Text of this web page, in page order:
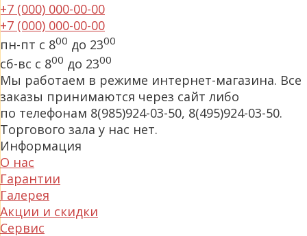
+7 (000) 000-00-00
+7 (000) 000-00-00
пн-пт с 800 до 2300
сб-вс с 800 до 2300
Мы работаем в режиме интернет-магазина. Все
заказы принимаются через сайт либо
по телефонам 8(985)924-03-50, 8(495)924-03-50.
Торгового зала у нас нет.
Информация
О нас
Гарантии
Галерея
Акции и скидки
Сервис